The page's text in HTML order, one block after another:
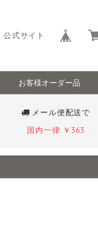
公式サイト
お客様オーダー品
メール便配送で
国内一律 ￥363